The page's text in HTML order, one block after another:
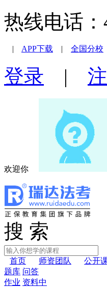
热线电话
| APP下载 | 全国分校
登录 |
欢迎你
搜 索
首页 师资团队 公开
题库 问答
作业 资料中